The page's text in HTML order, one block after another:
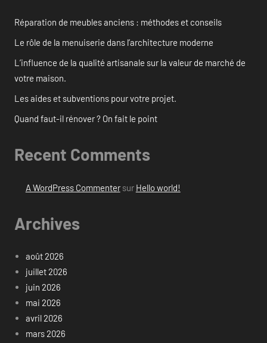
Réparation de meubles anciens : méthodes et conseils
Le rôle de la menuiserie dans l’architecture moderne
L’influence de la qualité artisanale sur la valeur de marché de
votre maison.
Les aides et subventions pour votre projet.
Quand faut-il rénover ? On fait le point
Recent Comments
A WordPress Commentersur Hello world!
Archives
août 2026
juillet 2026
juin 2026
mai 2026
avril 2026
mars 2026